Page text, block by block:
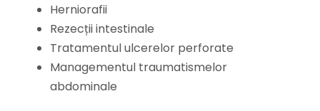
Herniorafii
Rezecții intestinale
Tratamentul ulcerelor perforate
Managementul traumatismelor
abdominale